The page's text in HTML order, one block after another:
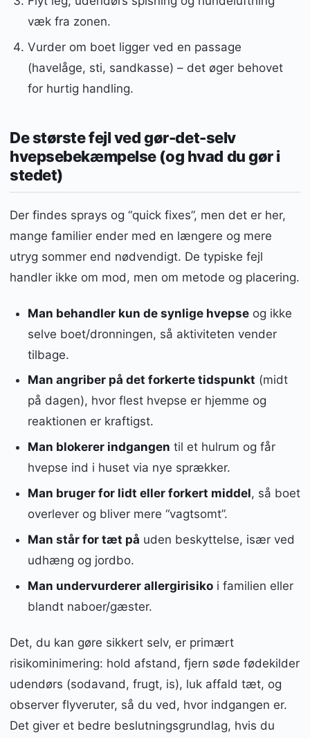
væk fra zonen.
Vurder om boet ligger ved en passage
(havelåge, sti, sandkasse) – det øger behovet
for hurtig handling.
De største fejl ved gør-det-selv
hvepsebekæmpelse (og hvad du gør i
stedet)
Der findes sprays og “quick fixes”, men det er her,
mange familier ender med en længere og mere
utryg sommer end nødvendigt. De typiske fejl
handler ikke om mod, men om metode og placering.
Man behandler kun de synlige hvepseog ikke
selve boet/dronningen, så aktiviteten vender
tilbage.
Man angriber på det forkerte tidspunkt (midt
på dagen), hvor flest hvepse er hjemme og
reaktionen er kraftigst.
Man blokerer indgangen til et hulrum og får
hvepse ind i huset via nye sprækker.
Man bruger for lidt eller forkert middel, så boet
overlever og bliver mere “vagtsomt”.
Man står for tæt på uden beskyttelse, især ved
udhæng og jordbo.
Man undervurderer allergirisikoi familien eller
blandt naboer/gæster.
Det, du kan gøre sikkert selv, er primært
risikominimering: hold afstand, fjern søde fødekilder
udendørs (sodavand, frugt, is), luk affald tæt, og
observer flyveruter, så du ved, hvor indgangen er.
Det giver et bedre beslutningsgrundlag, hvis du